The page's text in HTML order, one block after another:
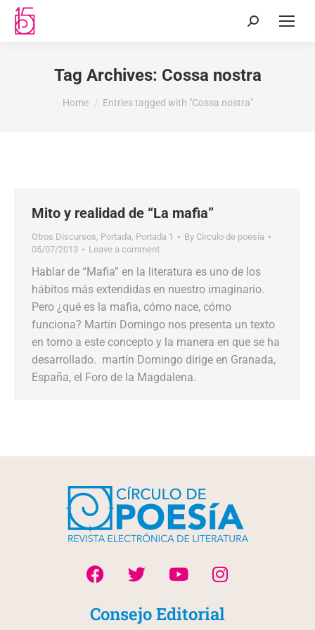
Tag Archives: Cossa nostra
You are here:
Home Entries tagged with "Cossa nostra"
Mito y realidad de “La mafia”
Otros Discursos, Portada, Portada 1 By Círculo de poesía
05/07/2013
Leave a comment
Hablar de “Mafia” en la literatura es uno de los
hábitos más extendidas en nuestro imaginario.
Pero ¿qué es la mafia, cómo nace, cómo
funciona? Martín Domingo nos presenta un texto
en torno a este concepto y la manera en que se ha
desarrollado. martín Domingo dirige en Granada,
España, el Foro de la Magdalena.
Consejo Editorial